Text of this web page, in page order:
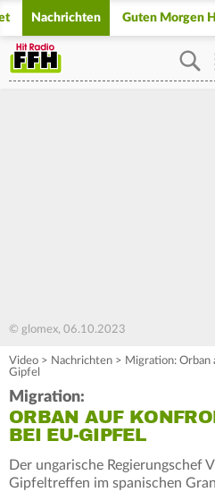
Nachrichten Guten Morgen
© glomex, 06.10.2023
Video > Nachrichten > Migration:
Gipfel
Migration:
ORBAN AUF
BEI EU-GIPFEL
Der ungarische Regierungschef
Gipfeltreffen im spanischen